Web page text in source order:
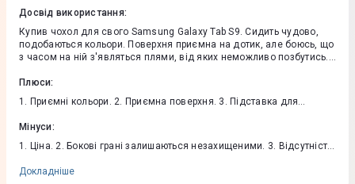
Досвід використання:
Купив чохол для свого Samsung Galaxy Tab S9. Сидить чудово,
подобаються кольори. Поверхня приємна на дотик, але боюсь, що
з часом на ній з'являться плями, від яких неможливо позбутись.
повністю відкритими. Чохол складається з двох панелей, які
міцно тримаються на магнітах. Одна панель виконує роль
підставки. Планшет можна ставити у альбомному або
портретному форматі. Нажаль, відсутня можливість регулювання
кута нахилу. Інша панель закриває екран. Її можна розгорнути
назад, що дасть додаткову підтримку підставці у альбомному
знайшов.
Плюси:
1. Приємні кольори. 2. Приємна поверхня. 3. Підставка для
встановлення. 5. Захист камери и стилуса.
Мінуси:
1. Ціна. 2. Бокові грані залишаються незахищеними. 3. Відсутність
плямами, яких неможливо позбутись.
Докладніше